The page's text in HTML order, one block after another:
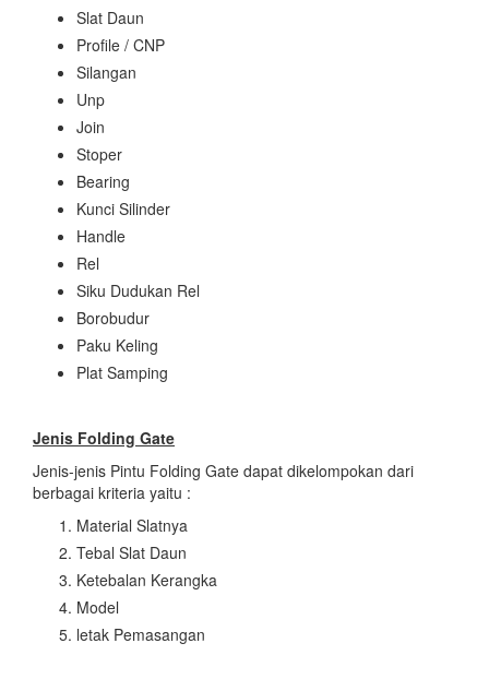
Slat Daun
Profile / CNP
Silangan
Unp
Join
Stoper
Bearing
Kunci Silinder
Handle
Rel
Siku Dudukan Rel
Borobudur
Paku Keling
Plat Samping
Jenis Folding Gate
Jenis-jenis Pintu Folding Gate dapat dikelompokan dari
berbagai kriteria yaitu :
Material Slatnya
Tebal Slat Daun
Ketebalan Kerangka
Model
letak Pemasangan